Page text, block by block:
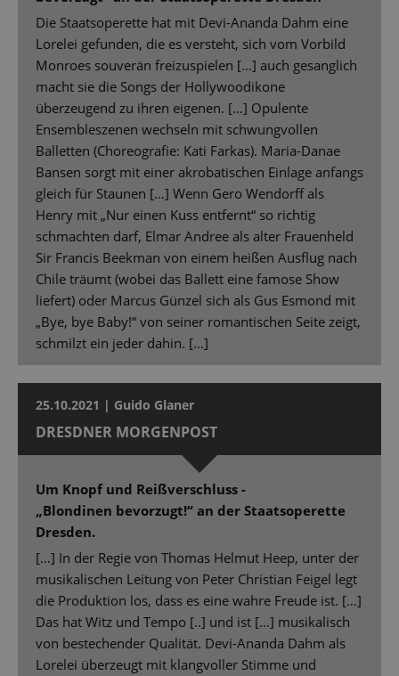
Die Staatsoperette hat mit Devi-Ananda Dahm eine
Lorelei gefunden, die es versteht, sich vom Vorbild
Monroes souverän freizuspielen […] auch gesanglich
macht sie die Songs der Hollywoodikone
überzeugend zu ihren eigenen. […] Opulente
Ensembleszenen wechseln mit schwungvollen
Balletten (Choreografie: Kati Farkas). Maria-Danae
Bansen sorgt mit einer akrobatischen Einlage anfangs
gleich für Staunen […] Wenn Gero Wendorff als
Henry mit „Nur einen Kuss entfernt“ so richtig
schmachten darf, Elmar Andree als alter Frauenheld
Sir Francis Beekman von einem heißen Ausflug nach
Chile träumt (wobei das Ballett eine famose Show
liefert) oder Marcus Günzel sich als Gus Esmond mit
„Bye, bye Baby!“ von seiner romantischen Seite zeigt,
schmilzt ein jeder dahin. […]
25.10.2021 | Guido Glaner
DRESDNER MORGENPOST
Um Knopf und Reißverschluss -
„Blondinen bevorzugt!“ an der Staatsoperette
Dresden.
[…] In der Regie von Thomas Helmut Heep, unter der
musikalischen Leitung von Peter Christian Feigel legt
die Produktion los, dass es eine wahre Freude ist. […]
Das hat Witz und Tempo [..] und ist […] musikalisch
von bestechender Qualität. Devi-Ananda Dahm als
Lorelei überzeugt mit klangvoller Stimme und